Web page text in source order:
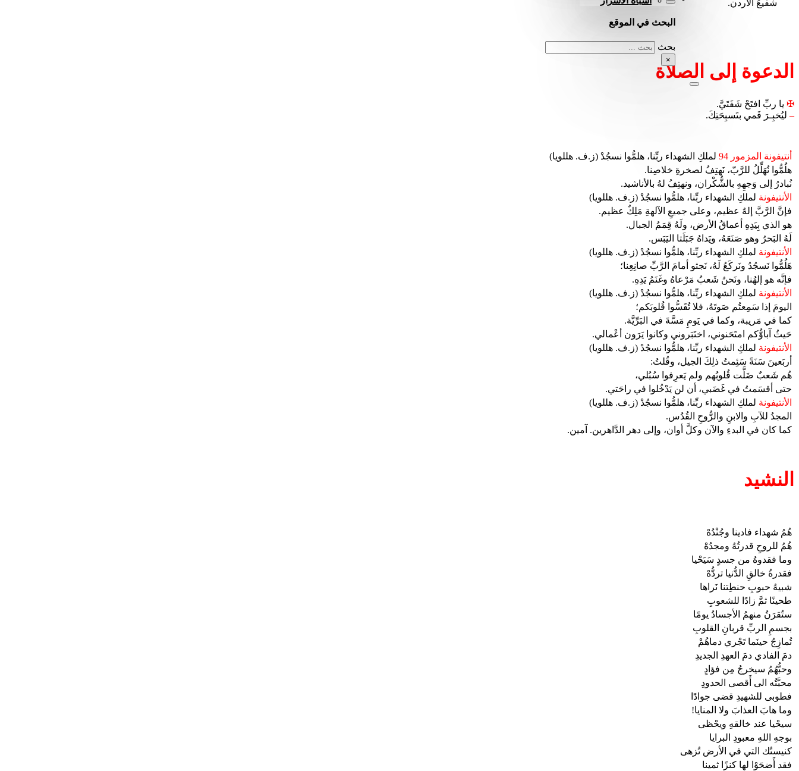
البحث في الموقع
بحث
×
شفيعُ الأردن.
الدعوة إلى الصلاة
✠ يا ربِّ افتَحْ شَفَتَيَّ.
– ليُخبِـرَ فَمي بتَسبِحَتِكَ.
أنتيفونة المزمور 94
لملكِ الشهداء ربِّنا، هلمُّوا نسجُدْ (ز.ف. هللويا)
هلُمُّوا نُهَلِّلُ للرَّبّ، نَهتِفُ لصخرةِ خلاصِنا.
نُبادرُ إلى وَجهِهِ بالشُّكْران، ونهتِفُ لهُ بالأناشيد.
الأنتيفونة لملكِ الشهداء ربِّنا، هلمُّوا نسجُدْ (ز.ف. هللويا)
فإنَّ الرَّبَّ إلهٌ عظيم، وعلى جميعِ الآلهةِ مَلِكٌ عظيم.
هو الذي بِيَدِهِ أعماقُ الأرض، ولَهُ قِمَمُ الجبال.
لَهُ البَحرُ وهو صَنَعَهُ، ويَداهُ جَبَلَتا اليَبَس.
الأنتيفونة لملكِ الشهداء ربِّنا، هلمُّوا نسجُدْ (ز.ف. هللويا)
هَلُمُّوا نَسجُدُ ونَركَعُ لَهُ، نَجثو أمامَ الرَّبِّ صانِعِنا؛
فإنَّه هو إلهُنا، ونَحنُ شَعبُ مَرْعاهُ وغَنَمُ يَدِهِ.
الأنتيفونة لملكِ الشهداء ربِّنا، هلمُّوا نسجُدْ (ز.ف. هللويا)
اليومَ إذا سَمِعتُم صَوتَهُ، فلا تُقَسُّوا قُلوبَكم؛
كما في مَريبة، وكما في يَومِ مَسَّةَ في البَرِّيَّة.
حَيثُ آباوُّكم امتَحَنوني، اختَبَروني وكانوا يَرَون أعْمالي.
الأنتيفونة لملكِ الشهداء ربِّنا، هلمُّوا نسجُدْ (ز.ف. هللويا)
أربَعينَ سَنَةً سَئِمتُ ذلِكَ الجيل، وقُلتُ:
هُم شَعبٌ ضَلَّت قُلوبُهم ولم يَعرِفوا سُبُلي،
حتى أقسَمتُ في غَضَبي، أن لن يَدْخُلوا في راحَتي.
الأنتيفونة لملكِ الشهداء ربِّنا، هلمُّوا نسجُدْ (ز.ف. هللويا)
المجدُ للآبِ والابنِ والرُّوحِ القُدُس.
كما كان في البدءِ والآن وكلَّ أوان، وإلى دهر الدَّاهرين. آمين.
النشيد
هُمُ شهداء فادينا وجُنْدُهْ
هُمُ للروحِ قدرتُهُ ومجدُهْ
وما فقدوهُ من جسدٍ سَيَحْيا
فقدرةُ خالقِ الدُّنيا تردُّهْ
شبيهُ حبوبِ حنطِتنا نَراها
طحينًا ثمَّ زادًا للشعوبِ
ستُقرَنُ منهمُ الأجسادُ يومًا
بجسمِ الربِّ قربانِ القلوبِ
تُمازِجُ حينَما تَجْري دماهُمْ
دمَ الفادي دمَ العهدِ الجديدِ
وحبُّهُمُ سيخرجُ مِن فؤادٍ
محبَّتُه الى أَقصى الحدودِ
فطوبى للشهيدِ قضى جوادًا
وما هابَ العذابَ ولا المنايا!
سيحْيا عند خالقهِ ويحْظى
بوجهِ اللهِ معبودِ البرايا
كنيستُك التي في الأرض تُزهى
فقد أَضحَوْا لها كنزًا ثمينا